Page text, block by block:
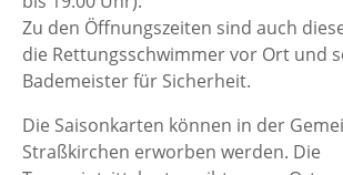
Zu den Öffnungszeiten sind auch
die Rettungsschwimmer vor Ort und
Bademeister für Sicherheit.
Die Saisonkarten können in der
Straßkirchen erworben werden. Die